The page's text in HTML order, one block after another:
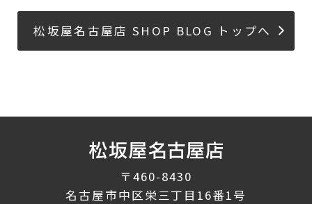
松坂屋名古屋店 SHOP BLOG トップへ
〒460-8430
名古屋市中区栄三丁目16番1号